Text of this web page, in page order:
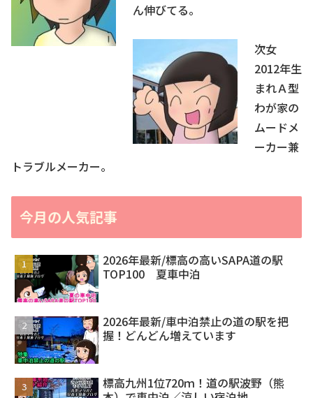
ん伸びてる。
次女
2012年生
まれＡ型
わが家の
ムードメ
ーカー兼
トラブルメーカー。
今月の人気記事
2026年最新/標高の高いSAPA道の駅
TOP100 夏車中泊
2026年最新/車中泊禁止の道の駅を把
握！どんどん増えています
標高九州1位720ｍ！道の駅波野（熊